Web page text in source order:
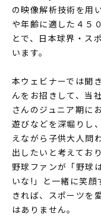
の映像解析技術を用
や年齢に適した４５
とで、日本球界・ス
います。
本ウェビナーでは聞
んをお招きして、当
さんのジュニア期に
遊びなどを深堀りし
えながら子供大人問
出したいと考えてお
野球ファンが「野球
いな!」と一緒に笑顔
きれば、スポーツを
はありません。